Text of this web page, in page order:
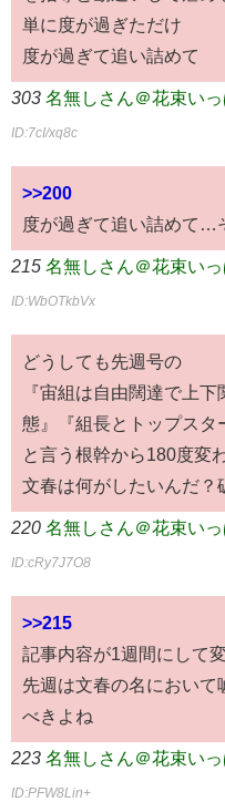
単に度が過ぎただけ
度が過ぎて追い詰めて
303 名無しさん＠花束いっ
ID:7cI/xq8c
>>200
度が過ぎて追い詰めて…
215 名無しさん＠花束いっ
ID:WbOTkbVx
どうしても先週号の
『宙組は自由闊達で上
態』『組長とトップスタ
と言う根幹から180度変
文春は何がしたいんだ？
220 名無しさん＠花束いっ
ID:cRy7J7O8
>>215
記事内容が1週間にして
先週は文春の名において
べきよね
223 名無しさん＠花束いっ
ID:PFW8Lin+